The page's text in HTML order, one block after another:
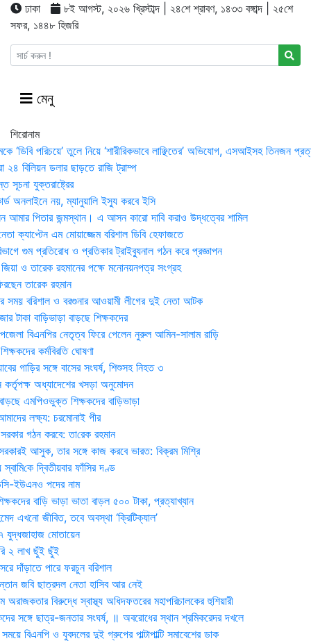
ঢাকা
৮ই আগস্ট, ২০২৬ খ্রিস্টাব্দ | ২৪শে শ্রাবণ, ১৪৩৩ বঙ্গাব্দ | ২৫শে
সফর, ১৪৪৮ হিজরি
মেনু
শিরোনাম
‘ডিবি পরিচয়ে’ তুলে নিয়ে ‘শারীরিকভাবে লাঞ্ছিতের’ অভিযোগ, এসআইসহ তিনজন
২৪ বিলিয়ন ডলার ছাড়তে রাজি ট্রাম্প
সূচনা যুক্তরাষ্ট্রের
অনলাইনে নয়, ম্যানুয়ালি ইস্যু করবে ইসি
পিতার জন্মস্থান। এ আসন কারো দাবি করাও উদ্ধত্বের শামিল
ক্যাপ্টেন এম মোয়াজ্জেম বরিশাল ডিবি হেফাজতে
গুম প্রতিরোধ ও প্রতিকার ট্রাইব্যুনাল গঠন করে প্রজ্ঞাপন
ও তারেক রহমানের পক্ষে মনোনয়নপত্র সংগ্রহ
তারেক রহমান
সময় ব‌রিশাল ও বরগুনার আওয়ামী লীগের দুই নেতা আটক
টাকা বাড়িভাড়া বাড়ছে শিক্ষকদের
বিএনপির নেতৃত্ব ফিরে পেলেন নুরুল আমিন-সালাম রাড়ি
কর্মবিরতি ঘোষণা
গাড়ির সঙ্গে বাসের সংঘর্ষ, শিশুসহ নিহত ৩
কর্তৃপক্ষ অধ্যাদেশের খসড়া অনুমোদন
এমপিওভুক্ত শিক্ষকদের বাড়িভাড়া
লক্ষ্য: চরমোনাই পীর
গঠন করবে: তা‌রেক রহমান
আসুক, তার সঙ্গে কাজ করবে ভারত: বিক্রম মিশ্রি
দ্বিতীয়বার ফাঁসির দণ্ড
ইউএনও পদের নাম
বাড়ি ভাড়া ভাতা বাড়ল ৫০০ টাকা, প্রত্যাখ্যান
এখনো জীবিত, তবে অবস্থা ‘ক্রিটিক্যাল’
যুদ্ধজাহাজ মোতায়েন
২ লাখ ছুঁই ছুঁই
দাঁড়াতে পারে ফরচুন বরিশাল
জবি ছাত্রদল নেতা হাসিব আর নেই
অরাজকতার বিরুদ্ধে স্বাস্থ্য অধিদফতরের মহাপরিচালকের হুশিয়ারী
সঙ্গে ছাত্র-জনতার সংঘর্ষ, ॥ অবরোধের স্থান শ্রমিকরেদর দখলে
বিএনপি ও যুবদলের দুই গ্রুপের পাল্টাপাল্টি সমাবেশের ডাক